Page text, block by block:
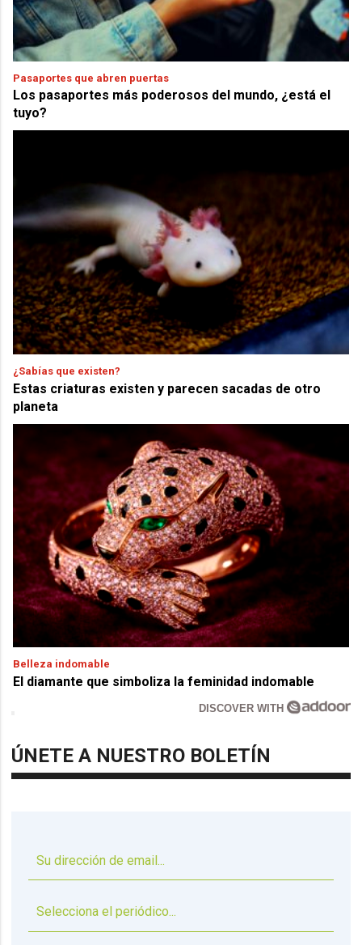
Pasaportes que abren puertas
Los pasaportes más poderosos del mundo, ¿está el
tuyo?
¿Sabías que existen?
Estas criaturas existen y parecen sacadas de otro
planeta
Belleza indomable
El diamante que simboliza la feminidad indomable
DISCOVER WITH
ÚNETE A NUESTRO BOLETÍN